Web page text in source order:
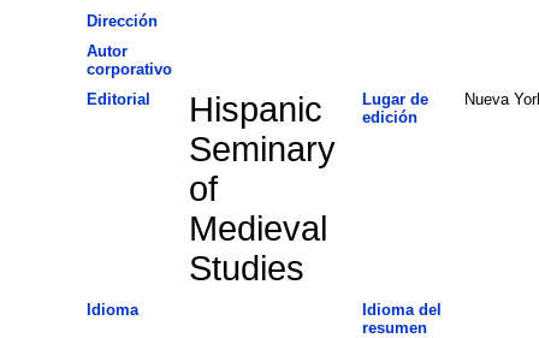
Dirección
Autor
corporativo
Editorial
Hispanic
Seminary
of
Medieval
Studies
Lugar de
edición
Nueva
Idioma
Idioma del
resumen